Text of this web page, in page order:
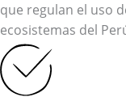
que regulan el uso
ecosistemas del